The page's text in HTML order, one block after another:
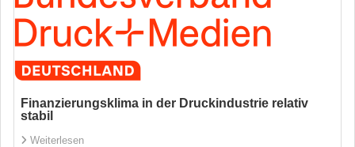
Finanzierungsklima in der Druckindustrie relativ
stabil
Weiterlesen